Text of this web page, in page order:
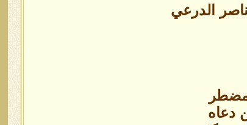
الدرعي
دعاه